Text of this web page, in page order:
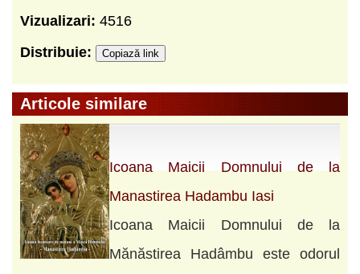
Vizualizari: 4516
Distribuie:
Copiază link
Articole similare
Icoana Maicii Domnului de la
Manastirea Hadambu Iasi
Icoana Maicii Domnului de la
Mănăstirea Hadâmbu este odorul